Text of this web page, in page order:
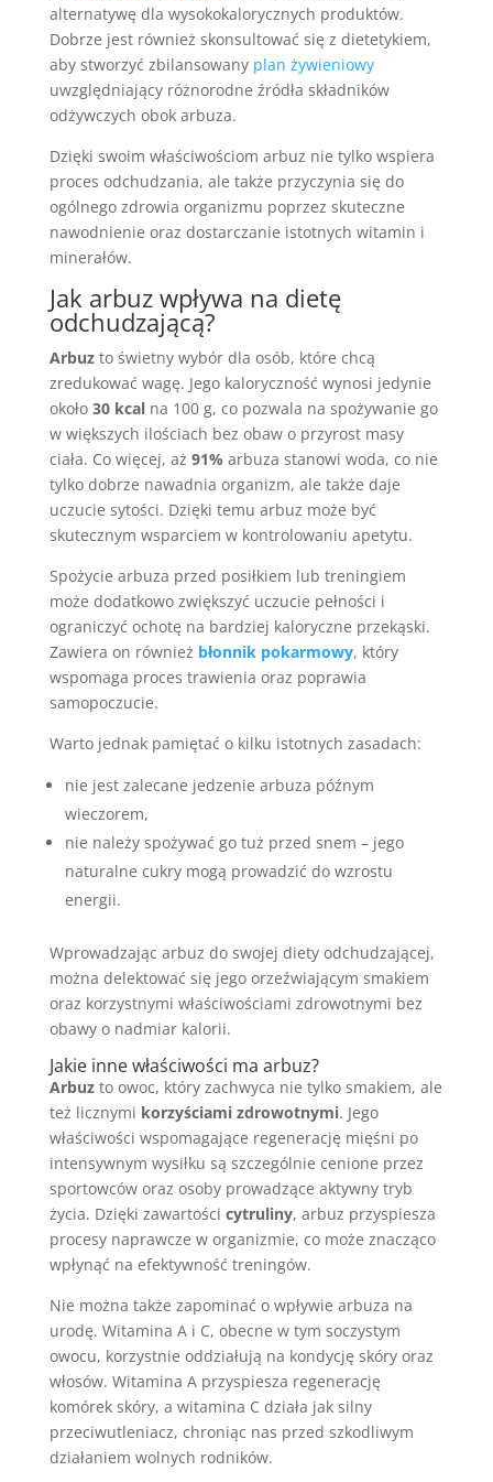
alternatywę dla wysokokalorycznych produktów.
Dobrze jest również skonsultować się z dietetykiem,
aby stworzyć zbilansowany plan żywieniowy
uwzględniający różnorodne źródła składników
odżywczych obok arbuza.
Dzięki swoim właściwościom arbuz nie tylko wspiera
proces odchudzania, ale także przyczynia się do
ogólnego zdrowia organizmu poprzez skuteczne
nawodnienie oraz dostarczanie istotnych witamin i
minerałów.
Jak arbuz wpływa na dietę
odchudzającą?
Arbuzto świetny wybór dla osób, które chcą
zredukować wagę. Jego kaloryczność wynosi jedynie
około 30 kcalna 100 g, co pozwala na spożywanie go
w większych ilościach bez obaw o przyrost masy
ciała. Co więcej, aż 91% arbuza stanowi woda, co nie
tylko dobrze nawadnia organizm, ale także daje
uczucie sytości. Dzięki temu arbuz może być
skutecznym wsparciem w kontrolowaniu apetytu.
Spożycie arbuza przed posiłkiem lub treningiem
może dodatkowo zwiększyć uczucie pełności i
ograniczyć ochotę na bardziej kaloryczne przekąski.
Zawiera on również błonnik pokarmowy, który
wspomaga proces trawienia oraz poprawia
samopoczucie.
Warto jednak pamiętać o kilku istotnych zasadach:
nie jest zalecane jedzenie arbuza późnym
wieczorem,
nie należy spożywać go tuż przed snem – jego
naturalne cukry mogą prowadzić do wzrostu
energii.
Wprowadzając arbuz do swojej diety odchudzającej,
można delektować się jego orzeźwiającym smakiem
oraz korzystnymi właściwościami zdrowotnymi bez
obawy o nadmiar kalorii.
Jakie inne właściwości ma arbuz?
Arbuzto owoc, który zachwyca nie tylko smakiem, ale
też licznymi korzyściami zdrowotnymi. Jego
właściwości wspomagające regenerację mięśni po
intensywnym wysiłku są szczególnie cenione przez
sportowców oraz osoby prowadzące aktywny tryb
życia. Dzięki zawartości cytruliny, arbuz przyspiesza
procesy naprawcze w organizmie, co może znacząco
wpłynąć na efektywność treningów.
Nie można także zapominać o wpływie arbuza na
urodę. Witamina A i C, obecne w tym soczystym
owocu, korzystnie oddziałują na kondycję skóry oraz
włosów. Witamina A przyspiesza regenerację
komórek skóry, a witamina C działa jak silny
przeciwutleniacz, chroniąc nas przed szkodliwym
działaniem wolnych rodników.